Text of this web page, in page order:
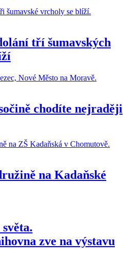
tří šumavských
chodíte nejraději
na Kadaňské
zve na výstavu